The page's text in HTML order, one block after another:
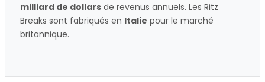
milliard de dollars de revenus annuels. Les Ritz
Breaks sont fabriqués en Italie pour le marché
britannique.